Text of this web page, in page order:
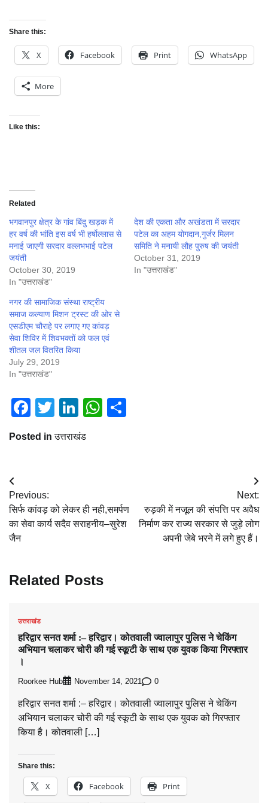
Share this:
X Facebook Print WhatsApp
More
Like this:
Related
भगवानपुर क्षेत्र के गांव बिंदु खड़क में
हर वर्ष की भांति इस वर्ष भी हर्षोल्लास से
मनाई जाएगी सरदार वल्लभभाई पटेल
जयंती
October 30, 2019
In "उत्तराखंड"
देश की एकता और अखंडता में सरदार
पटेल का अहम योगदान,गुर्जर मिलन
समिति ने मनायी लौह पुरुष की जयंती
October 31, 2019
In "उत्तराखंड"
नगर की सामाजिक संस्था राष्ट्रीय
समाज कल्याण मिशन ट्रस्ट की ओर से
एसडीएम चौराहे पर लगाए गए कांवड़
सेवा शिविर में शिवभक्तों को फल एवं
शीतल जल वितरित किया
July 29, 2019
In "उत्तराखंड"
Facebook
TwitterLinkedIn
WhatsApp
Posted inउत्तराखंड
Post
navigation
Previous:
सिर्फ कांवड़ को लेकर ही नही,समर्पण
का सेवा कार्य सदैव सराहनीय–सुरेश
जैन
Next:
रुड़की में नजूल की संपत्ति पर अवैध
निर्माण कर राज्य सरकार से जुड़े लोग
अपनी जेबे भरने में लगे हुए हैं।
Related Posts
उत्तराखंड
हरिद्वार सनत शर्मा :– हरिद्वार। कोतवाली ज्वालापुर पुलिस ने चेकिंग
अभियान चलाकर चोरी की गई स्कूटी के साथ एक युवक किया गिरफ्तार
।
Roorkee Hub November 14, 2021 0
हरिद्वार सनत शर्मा :– हरिद्वार। कोतवाली ज्वालापुर पुलिस ने चेकिंग
अभियान चलाकर चोरी की गई स्कूटी के साथ एक युवक को गिरफ्तार
किया है। कोतवाली […]
Share this:
X Facebook Print